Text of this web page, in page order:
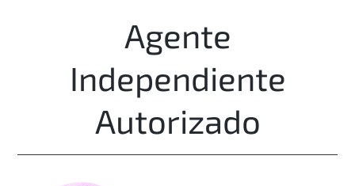
Agente
Independiente
Autorizado